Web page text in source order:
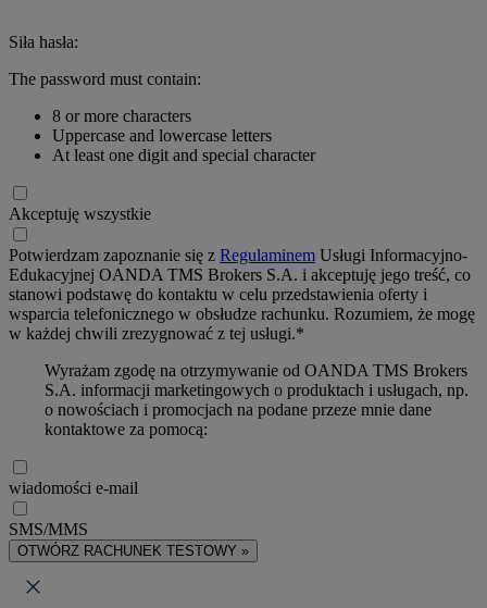
Siła hasła:
The password must contain:
8 or more characters
Uppercase and lowercase letters
At least one digit and special character
Akceptuję wszystkie
Potwierdzam zapoznanie się z Regulaminem Usługi Informacyjno-
Edukacyjnej OANDA TMS Brokers S.A. i akceptuję jego treść, co
stanowi podstawę do kontaktu w celu przedstawienia oferty i
wsparcia telefonicznego w obsłudze rachunku. Rozumiem, że mogę
w każdej chwili zrezygnować z tej usługi.*
Wyrażam zgodę na otrzymywanie od OANDA TMS Brokers
S.A. informacji marketingowych o produktach i usługach, np.
o nowościach i promocjach na podane przeze mnie dane
kontaktowe za pomocą:
wiadomości e-mail
SMS/MMS
OTWÓRZ RACHUNEK TESTOWY »